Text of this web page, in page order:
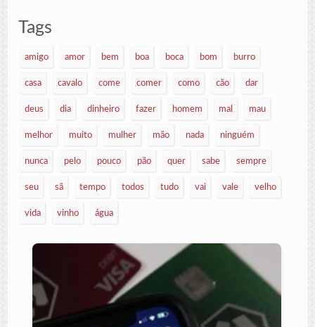
Tags
amigo amor bem boa boca bom burro
casa cavalo come comer como cão dar
deus dia dinheiro fazer homem mal mau
melhor muito mulher mão nada ninguém
nunca pelo pouco pão quer sabe sempre
seu sã tempo todos tudo vai vale velho
vida vinho água